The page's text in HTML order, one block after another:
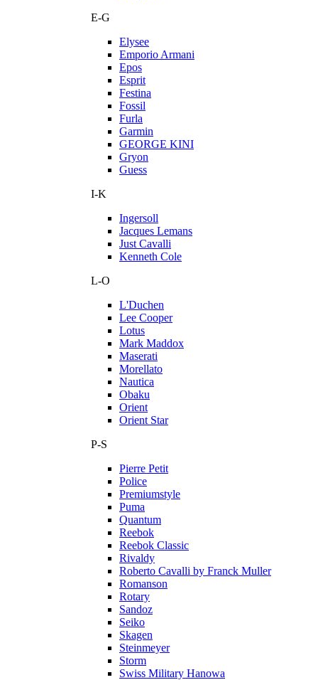
E-G
Elysee
Emporio Armani
Epos
Esprit
Festina
Fossil
Furla
Garmin
GEORGE KINI
Gryon
Guess
I-K
Ingersoll
Jacques Lemans
Just Cavalli
Kenneth Cole
L-O
L'Duchen
Lee Cooper
Lotus
Mark Maddox
Maserati
Morellato
Nautica
Obaku
Orient
Orient Star
P-S
Pierre Petit
Police
Premiumstyle
Puma
Quantum
Reebok
Reebok Classic
Rivaldy
Roberto Cavalli by Franck Muller
Romanson
Rotary
Sandoz
Seiko
Skagen
Steinmeyer
Storm
Swiss Military Hanowa